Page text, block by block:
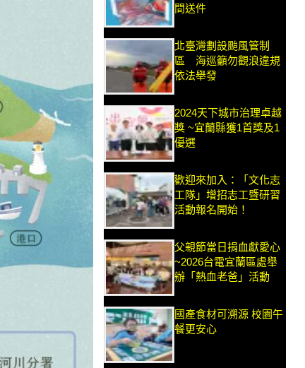
間送件
北臺灣劃設颱風管制
區 海巡籲勿觀浪違規
依法舉發
2024天下城市治理卓越
獎 ~宜蘭縣獲1首獎及1
優選
歡迎來加入：「文化志
工隊」增招志工暨研習
活動報名開始！
父親節當日捐血獻愛心
~2026台電宜蘭區處舉
辦「熱血老爸」活動
國產食材可溯源 校園午
餐更安心